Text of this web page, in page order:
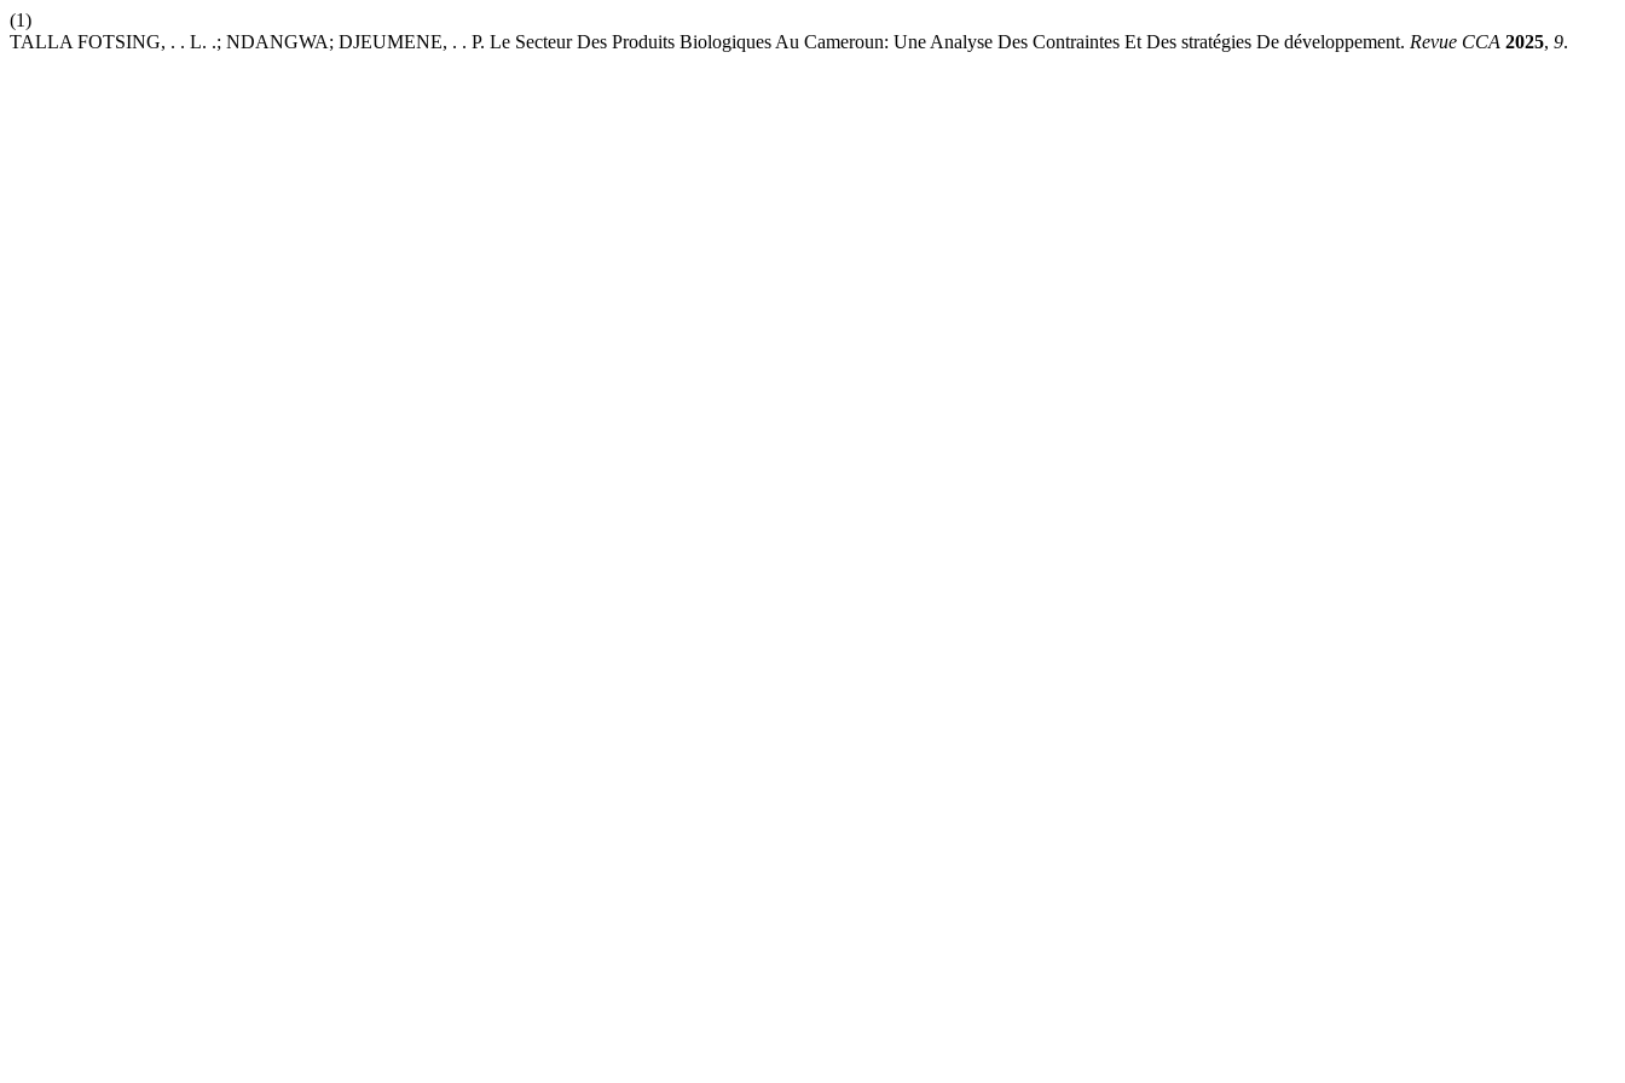
(1)
TALLA FOTSING, . . L. .; NDANGWA; DJEUMENE, . . P. Le Secteur Des Produits Biologiques Au Cameroun: Une Analyse Des Contraintes Et Des stratégies De développement. Revue CCA 2025, 9.